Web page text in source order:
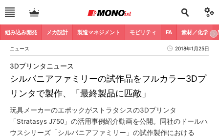
組み込み開発 メカ設計 製造マネジメント モビリティ FA 素材／化学
ニュース 2018年1月25日
シルバニアファミリーの試作品をフルカラー3Dプ
リンタで製作、「最終製品に匹敵」
3Dプリンタニュース
玩具メーカーのエポックがストラタシスの3Dプリンタ
「Stratasys J750」の活用事例紹介動画を公開。同社のドールハ
ウスシリーズ「シルバニアファミリー」の試作製作における